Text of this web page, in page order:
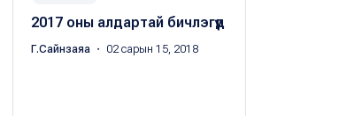
2017 оны алдартай бичлэгүүд
Г.Сайнзаяа ・ 02 сарын 15, 2018